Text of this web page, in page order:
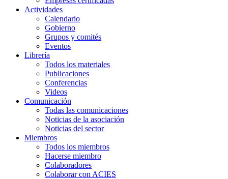
Actividades
Calendario
Gobierno
Grupos y comités
Eventos
Librería
Todos los materiales
Publicaciones
Conferencias
Videos
Comunicación
Todas las comunicaciones
Noticias de la asociación
Noticias del sector
Miembros
Todos los miembros
Hacerse miembro
Colaboradores
Colaborar con ACIES